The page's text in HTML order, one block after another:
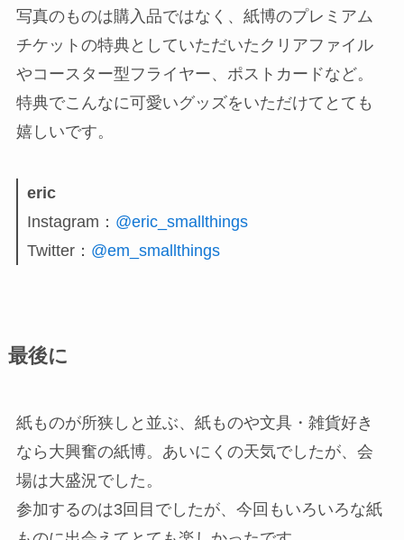
写真のものは購入品ではなく、紙博のプレミアム
チケットの特典としていただいたクリアファイル
やコースター型フライヤー、ポストカードなど。
特典でこんなに可愛いグッズをいただけてとても
嬉しいです。
eric
Instagram： @eric_smallthings
Twitter： @em_smallthings
最後に
紙ものが所狭しと並ぶ、紙ものや文具・雑貨好き
なら大興奮の紙博。あいにくの天気でしたが、会
場は大盛況でした。
参加するのは3回目でしたが、今回もいろいろな紙